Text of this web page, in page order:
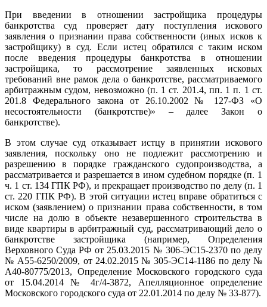
При введении в отношении застройщика процедуры
банкротства суд проверяет дату поступления искового
заявления о признании права собственности (иных исков к
застройщику) в суд. Если истец обратился с таким иском
после введения процедуры банкротства в отношении
застройщика, то рассмотрение заявленных исковых
требований вне рамок дела о банкротстве, рассматриваемого
арбитражным судом, невозможно (п. 1 ст. 201.4, пп. 1 п. 1 ст.
201.8 Федерального закона от 26.10.2002 № 127-ФЗ «О
несостоятельности (банкротстве)» – далее Закон о
банкротстве).
В этом случае суд отказывает истцу в принятии искового
заявления, поскольку оно не подлежит рассмотрению и
разрешению в порядке гражданского судопроизводства, а
рассматривается и разрешается в ином судебном порядке (п. 1
ч. 1 ст. 134 ГПК РФ), и прекращает производство по делу (п. 1
ст. 220 ГПК РФ). В этой ситуации истец вправе обратиться с
иском (заявлением) о признании права собственности, в том
числе на долю в объекте незавершенного строительства в
виде квартиры в арбитражный суд, рассматривающий дело о
банкротстве застройщика (например, Определения
Верховного Суда РФ от 25.03.2015 № 306-ЭС15-2370 по делу
№ А55-6250/2009, от 24.02.2015 № 305-ЭС14-1186 по делу №
А40-80775/2013, Определение Московского городского суда
от 15.04.2014 № 4г/4-3872, Апелляционное определение
Московского городского суда от 22.01.2014 по делу № 33-877).